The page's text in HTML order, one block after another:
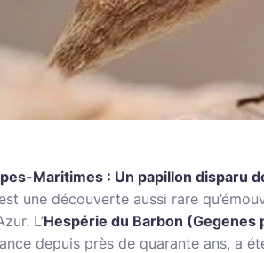
Maritimes : Un papillon disparu
une découverte aussi rare
L’Hespérie du Barbon (Gegenes
depuis près de quarante ans, a